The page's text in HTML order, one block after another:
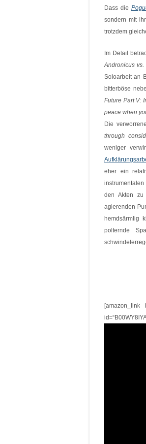
Dass die
sondern mit
trotzdem
Im Detail
Andronicus vs.
Soloarbeit an
bitterböse
Future Part V:
peace when
Die
through
weniger
eher ein
instrumentalen
den Akten zu
agierenden
hemdsärmlig
polternde
[amazon_link